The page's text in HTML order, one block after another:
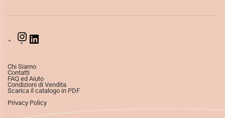
Chi Siamo
Contatti
FAQ ed Aiuto
Condizioni di Vendita
Scarica il catalogo in PDF
Privacy Policy